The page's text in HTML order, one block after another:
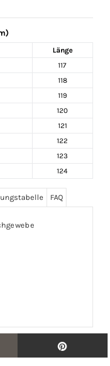
Länge
117
118
119
120
121
122
123
124
FAQ